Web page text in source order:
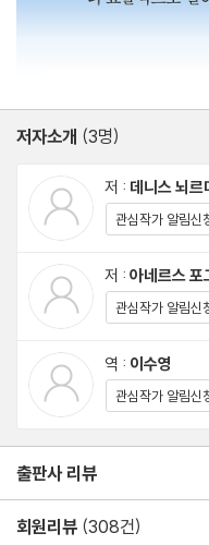
2장. 텅 비어가는 노동
우리는 생각보다 적게 일한
업무와 관련 없는 일과를 보
사회적 금기, 바쁘지 않다
모든 게 지겹다면 당신도 보
나의 일이 무의미하다고 느껴
노동시장은 과연 합리적일까
3장. 노동의 본질과 변화
텅 빈 노동의 네 가지 유형
꾸며내기
가짜 노동의 정의들
눈에 보이는 노동, 보이지
합리성과 이성, 다르게 보기
저자소개 (3명)
저 : 데니스 뇌르
관심작가 알림신
저 : 아네르스 포
관심작가 알림신
역 : 이수영
관심작가 알림신
출판사 리뷰
회원리뷰 (308건)